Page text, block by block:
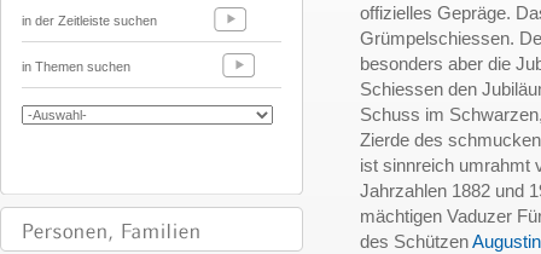
in der Zeitleiste suchen
in Themen suchen
offizielles Gepräge.
Grümpelschiessen.
besonders aber die
Schiessen den
Schuss im
Zierde des
ist sinnreich umrahmt
Jahrzahlen 1882 und
mächtigen Vaduzer
des Schützen